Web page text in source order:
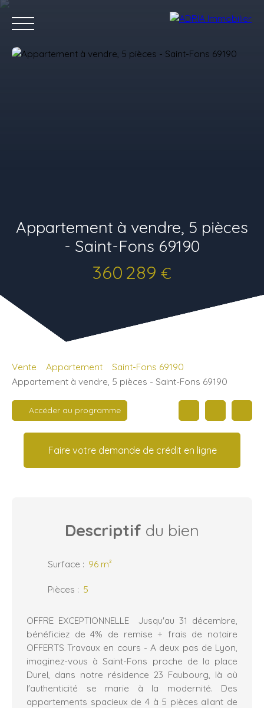
Appartement à vendre, 5 pièces
- Saint-Fons 69190
360 289 €
Vente Appartement
Saint-Fons 69190
Appartement à vendre, 5 pièces - Saint-Fons 69190
Accéder au programme
Faire votre demande de crédit en ligne
Descriptif du bien
Surface : 96 m²
Pièces : 5
OFFRE EXCEPTIONNELLE Jusqu'au 31 décembre,
bénéficiez de 4% de remise + frais de notaire
OFFERTS Travaux en cours - A deux pas de Lyon,
imaginez-vous à Saint-Fons proche de la place
Durel, dans notre résidence 23 Faubourg, là où
l'authenticité se marie à la modernité. Des
appartements spacieux de 4 à 5 pièces allant de